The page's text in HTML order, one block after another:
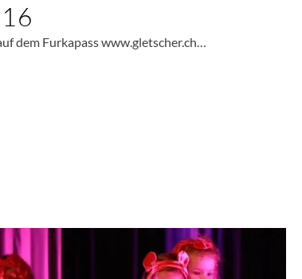
dem Furkapass www.gletscher.ch…